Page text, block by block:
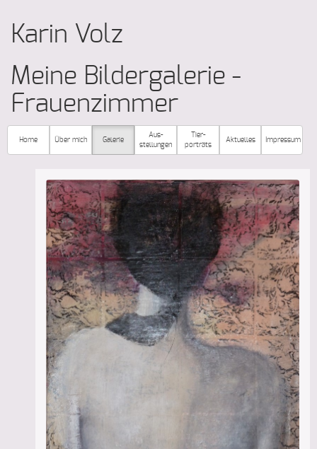
Karin Volz
Meine Bildergalerie -
Frauenzimmer
Home Über ­mich Galerie
Aus­
stellungen
Tier­
porträts
Aktuelles Impressum